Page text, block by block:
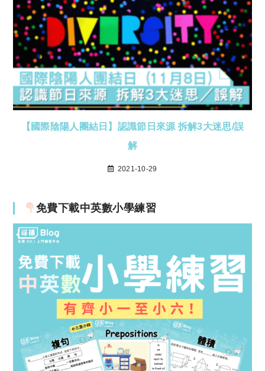
【國際陰陽人團結日】認識節日來源 拆解3大迷思/誤
解
2021-10-29
免費下載中英數小學練習